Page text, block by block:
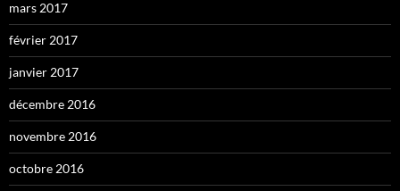
mars 2017
février 2017
janvier 2017
décembre 2016
novembre 2016
octobre 2016